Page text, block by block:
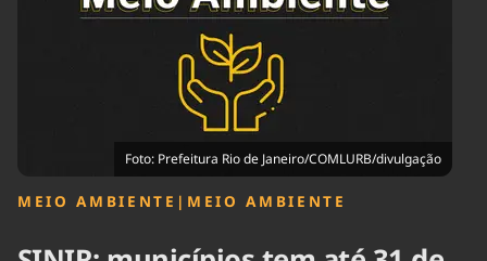
Tecnologia
Educação
Infraestrutura
Internacional
Saúde
Foto: Prefeitura Rio de Janeiro/COMLURB/divulgação
MEIO AMBIENTE | MEIO AMBIENTE